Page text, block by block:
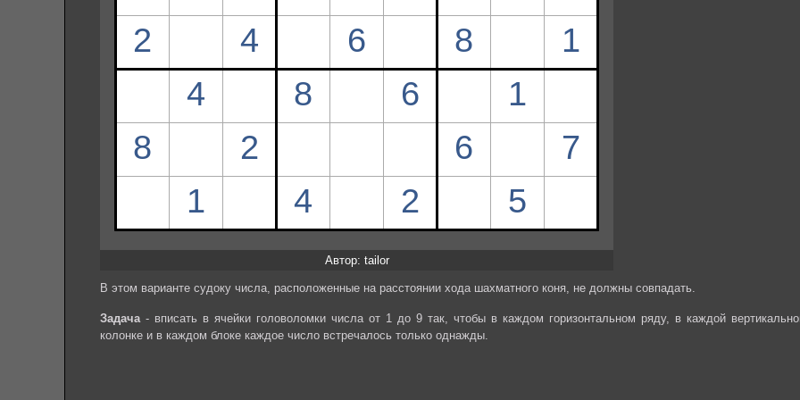
Автор: tailor
В этом варианте судоку числа, расположенные на расстоянии хода шахматного коня, не должны совпадать.
Задача- вписать в ячейки головоломки числа от 1 до 9 так, чтобы в каждом горизонтальном ряду, в каждой
колонке и в каждом блоке каждое число встречалось только однажды.